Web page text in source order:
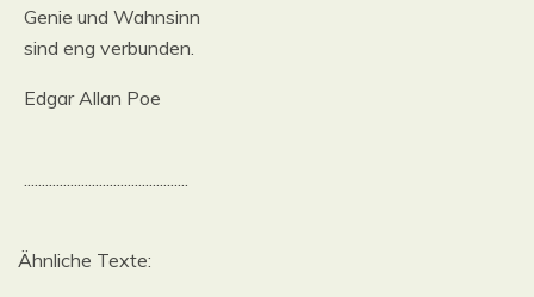
Genie und Wahnsinn
sind eng verbunden.
Edgar Allan Poe
..............................................
Ähnliche Texte: